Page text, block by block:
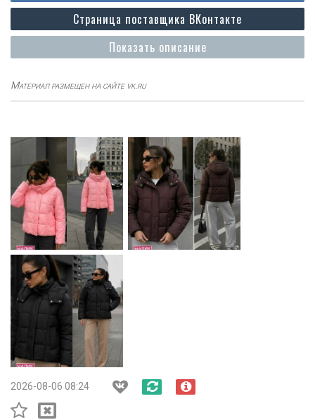
Показать описание
Страница поставщика ВКонтакте
Материал размещен на сайте vk.ru
2026-08-06 08:24